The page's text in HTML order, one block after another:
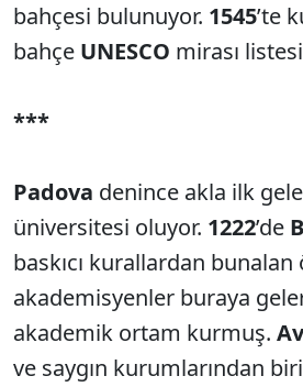
bahçesi bulunuyor. 1545’te
bahçe UNESCO mirası
***
Padova denince akla ilk
üniversitesi oluyor. 1222’de
baskıcı kurallardan
akademisyenler buraya
akademik ortam kurmuş.
ve saygın kurumlarından